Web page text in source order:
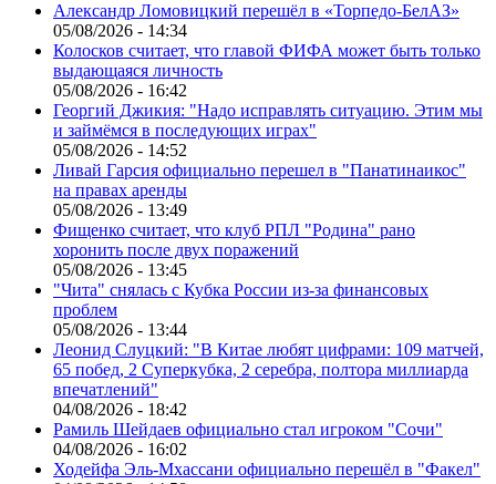
Александр Ломовицкий перешёл в «Торпедо-БелАЗ»
05/08/2026 - 14:34
Колосков считает, что главой ФИФА может быть только
выдающаяся личность
05/08/2026 - 16:42
Георгий Джикия: "Надо исправлять ситуацию. Этим мы
и займёмся в последующих играх"
05/08/2026 - 14:52
Ливай Гарсия официально перешел в "Панатинаикос"
на правах аренды
05/08/2026 - 13:49
Фищенко считает, что клуб РПЛ "Родина" рано
хоронить после двух поражений
05/08/2026 - 13:45
"Чита" снялась с Кубка России из-за финансовых
проблем
05/08/2026 - 13:44
Леонид Слуцкий: "В Китае любят цифрами: 109 матчей,
65 побед, 2 Суперкубка, 2 серебра, полтора миллиарда
впечатлений"
04/08/2026 - 18:42
Рамиль Шейдаев официально стал игроком "Сочи"
04/08/2026 - 16:02
Ходейфа Эль-Мхассани официально перешёл в "Факел"